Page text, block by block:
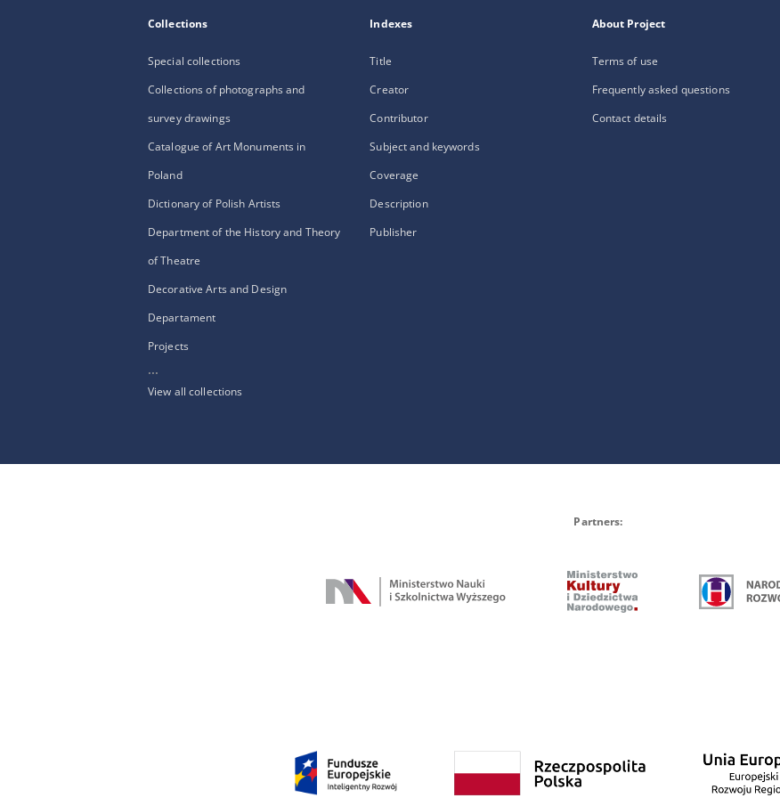
Collections
Special collections
Collections of photographs and
survey drawings
Catalogue of Art Monuments in
Poland
Dictionary of Polish Artists
Department of the History and Theory
of Theatre
Decorative Arts and Design
Departament
Projects
...
View all collections
Indexes
Title
Creator
Contributor
Subject and keywords
Coverage
Description
Publisher
About Project
Terms of use
Frequently asked questions
Contact details
Partners: